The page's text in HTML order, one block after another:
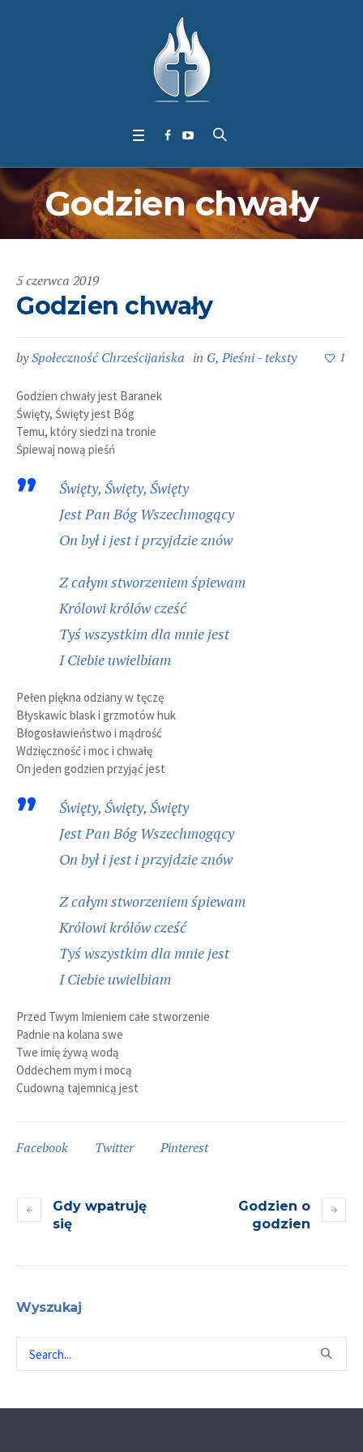
Godzien chwały
5 czerwca 2019
Godzien chwały
bySpołeczność Chrześcijańska in G,Pieśni - teksty 1
Godzien chwały jest Baranek
Święty, Święty jest Bóg
Temu, który siedzi na tronie
Śpiewaj nową pieśń
Święty, Święty, Święty
Jest Pan Bóg Wszechmogący
On był i jest i przyjdzie znów
Z całym stworzeniem śpiewam
Królowi królów cześć
Tyś wszystkim dla mnie jest
I Ciebie uwielbiam
Pełen piękna odziany w tęczę
Błyskawic blask i grzmotów huk
Błogosławieństwo i mądrość
Wdzięczność i moc i chwałę
On jeden godzien przyjąć jest
Święty, Święty, Święty
Jest Pan Bóg Wszechmogący
On był i jest i przyjdzie znów
Z całym stworzeniem śpiewam
Królowi królów cześć
Tyś wszystkim dla mnie jest
I Ciebie uwielbiam
Przed Twym Imieniem całe stworzenie
Padnie na kolana swe
Twe imię żywą wodą
Oddechem mym i mocą
Cudowną tajemnicą jest
Facebook Twitter Pinterest
Gdy wpatruję
się
Godzien o
godzien
Wyszukaj